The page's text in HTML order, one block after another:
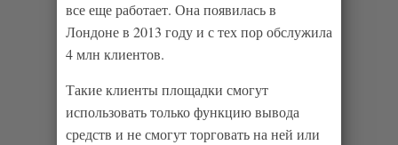
все еще работает. Она появилась в
Лондоне в 2013 году и с тех пор обслужила
4 млн клиентов.
Такие клиенты площадки смогут
использовать только функцию вывода
средств и не смогут торговать на ней или